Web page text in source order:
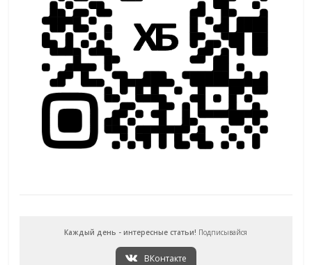
Каждый день - интересные статьи! Подписывайся
ВКонтакте